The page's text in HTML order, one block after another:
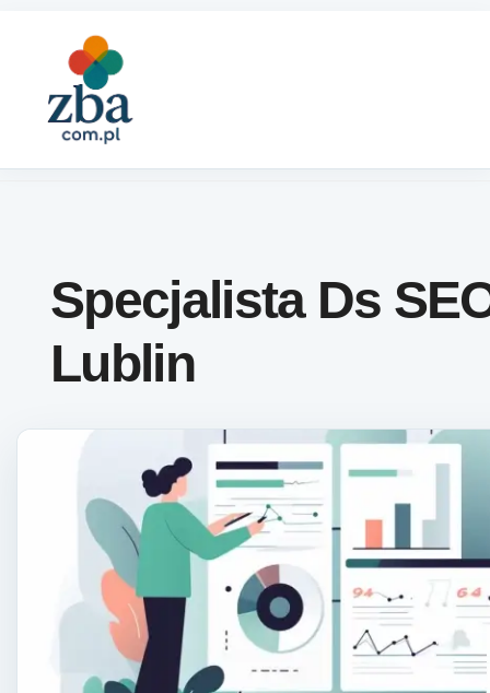
Specjalista Ds
Lublin